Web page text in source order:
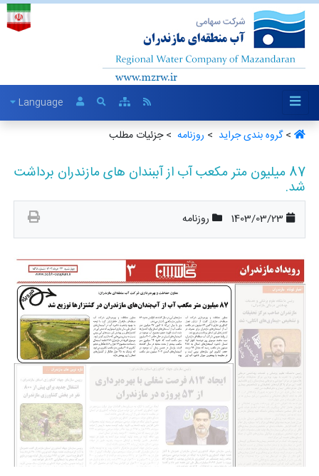
Language
>گروه بندی جراید ‏ > روزنامه ‏ > جزئیات مطلب
87 میلیون متر مکعب آب از آببندان های مازندران برداشت
شد.
1403/03/23 روزنامه